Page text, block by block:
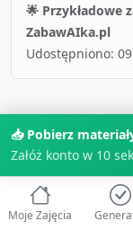
🌟 Przykładowe
ZabawAIka.pl
Udostępniono:
📚
📥 Pobierz
Załóż konto w 10
Moje Zajęcia